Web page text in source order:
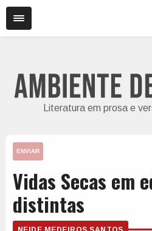
Literatura em prosa e
ENVIAR
Vidas Secas em
distintas